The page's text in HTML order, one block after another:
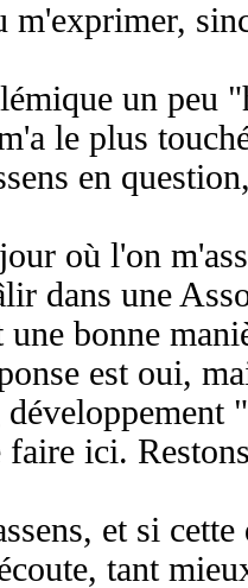
un peu
le plus
en
où l'on
dans une
bonne
est oui,
faire ici.
et si
tant